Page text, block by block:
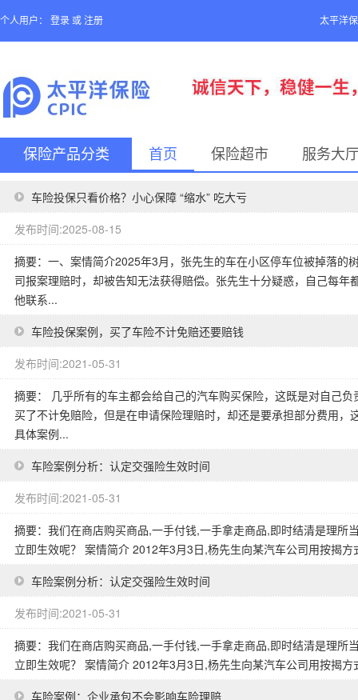
个人用户： 登录 或 注册 太平洋
保险产品分类 首页 保险超市 服务大
车险投保只看价格？小心保障 “缩水” 吃大亏
发布时间:2025-08-15
摘要：一、案情简介2025年3月，张先生的车在小区停车位被掉落的
司报案理赔时，却被告知无法获得赔偿。张先生十分疑惑，自己每
他联系...
车险投保案例，买了车险不计免赔还要赔钱
发布时间:2021-05-31
摘要： 几乎所有的车主都会给自己的汽车购买保险，这既是对自己
买了不计免赔险，但是在申请保险理赔时，却还是要承担部分费用
具体案例...
车险案例分析：认定交强险生效时间
发布时间:2021-05-31
摘要：我们在商店购买商品,一手付钱,一手拿走商品,即时结清是理所
立即生效呢？ 案情简介 2012年3月3日,杨先生向某汽车公司用按揭
车险案例分析：认定交强险生效时间
发布时间:2021-05-31
摘要：我们在商店购买商品,一手付钱,一手拿走商品,即时结清是理所
立即生效呢？ 案情简介 2012年3月3日,杨先生向某汽车公司用按揭
车险案例：企业承包不会影响车险理赔